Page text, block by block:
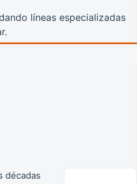
líneas especializadas
décadas